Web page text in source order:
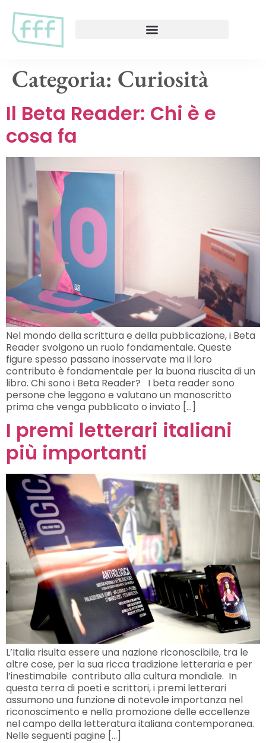
Categoria: Curiosità
Il Beta Reader: Chi è e
cosa fa
Nel mondo della scrittura e della pubblicazione, i Beta
Reader svolgono un ruolo fondamentale. Queste
figure spesso passano inosservate ma il loro
contributo è fondamentale per la buona riuscita di un
libro. Chi sono i Beta Reader? I beta reader sono
persone che leggono e valutano un manoscritto
prima che venga pubblicato o inviato […]
I premi letterari italiani
più importanti
L’Italia risulta essere una nazione riconoscibile, tra le
altre cose, per la sua ricca tradizione letteraria e per
l’inestimabile contributo alla cultura mondiale. In
questa terra di poeti e scrittori, i premi letterari
assumono una funzione di notevole importanza nel
riconoscimento e nella promozione delle eccellenze
nel campo della letteratura italiana contemporanea.
Nelle seguenti pagine […]